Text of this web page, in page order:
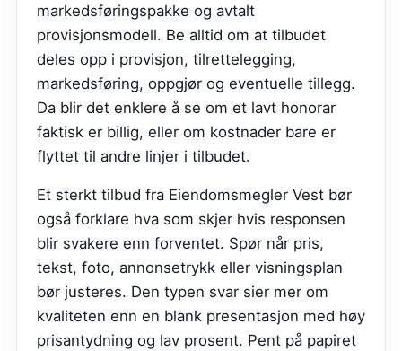
markedsføringspakke og avtalt
provisjonsmodell. Be alltid om at tilbudet
deles opp i provisjon, tilrettelegging,
markedsføring, oppgjør og eventuelle tillegg.
Da blir det enklere å se om et lavt honorar
faktisk er billig, eller om kostnader bare er
flyttet til andre linjer i tilbudet.
Et sterkt tilbud fra Eiendomsmegler Vest bør
også forklare hva som skjer hvis responsen
blir svakere enn forventet. Spør når pris,
tekst, foto, annonsetrykk eller visningsplan
bør justeres. Den typen svar sier mer om
kvaliteten enn en blank presentasjon med høy
prisantydning og lav prosent. Pent på papiret